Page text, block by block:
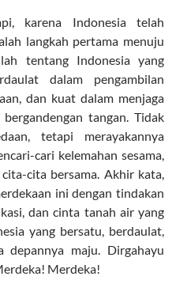
karena Indonesia telah
langkah pertama menuju
tentang Indonesia yang
dalam pengambilan
dan kuat dalam menjaga
tangan. Tidak
tetapi merayakannya
cari kelemahan sesama,
cita bersama. Akhir kata,
ini dengan tindakan
dan cinta tanah air yang
yang bersatu, berdaulat,
depannya maju. Dirgahayu
Merdeka!